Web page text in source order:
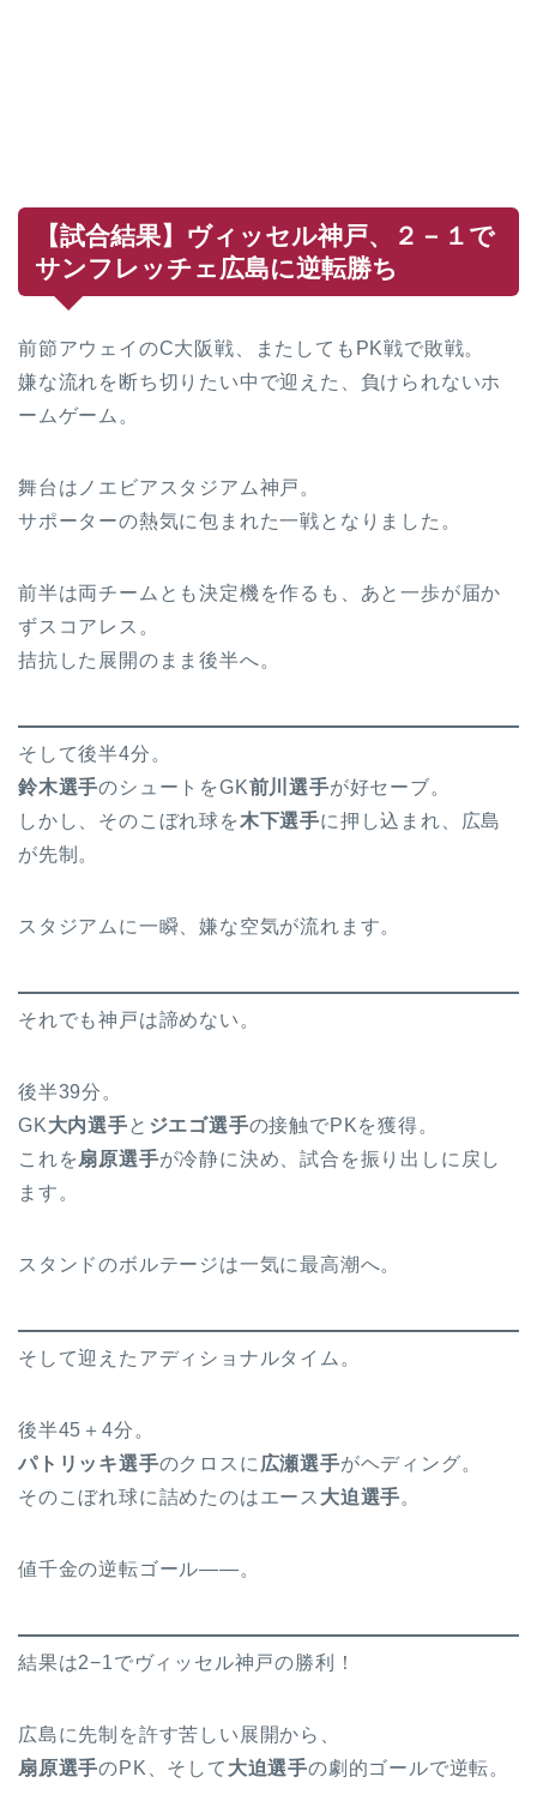
【試合結果】ヴィッセル神戸、２－１で
サンフレッチェ広島に逆転勝ち
前節アウェイのC大阪戦、またしてもPK戦で敗戦。
嫌な流れを断ち切りたい中で迎えた、負けられないホ
ームゲーム。
舞台はノエビアスタジアム神戸。
サポーターの熱気に包まれた一戦となりました。
前半は両チームとも決定機を作るも、あと一歩が届か
ずスコアレス。
拮抗した展開のまま後半へ。
そして後半4分。
鈴木選手のシュートをGK前川選手が好セーブ。
しかし、そのこぼれ球を木下選手に押し込まれ、広島
が先制。
スタジアムに一瞬、嫌な空気が流れます。
それでも神戸は諦めない。
後半39分。
GK大内選手 と ジエゴ選手の接触でPKを獲得。
これを扇原選手が冷静に決め、試合を振り出しに戻し
ます。
スタンドのボルテージは一気に最高潮へ。
そして迎えたアディショナルタイム。
後半45＋4分。
パトリッキ選手のクロスに 広瀬選手がヘディング。
そのこぼれ球に詰めたのはエース 大迫選手。
値千金の逆転ゴール――。
結果は2−1でヴィッセル神戸の勝利！
広島に先制を許す苦しい展開から、
扇原選手のPK、そして 大迫選手の劇的ゴールで逆転。